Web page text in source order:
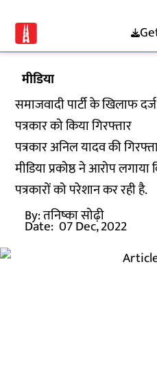
मीडिया
समाजवादी पार्टी के खिलाफ
पत्रकार को किया गिरफ्तार
पत्रकार अनिल यादव की
मीडिया प्रकोष्ठ ने आरोप
पत्रकारों को परेशान कर रही है.
By:तनिष्का सोढ़ी
Date: 07 Dec, 2022